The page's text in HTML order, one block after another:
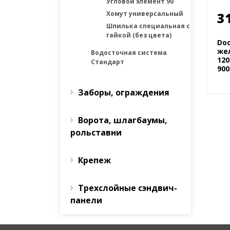
Хомут универсальный
Шпилька специальная с
гайкой (без цвета)
Водосточная система
Стандарт
Заборы, ограждения
Ворота, шлагбаумы,
рольставни
Крепеж
Трехслойные сэндвич-
панели